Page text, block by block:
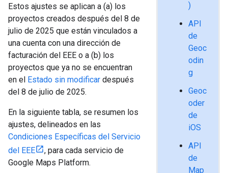
)
API
de
Geoc
odin
g
Geoc
oder
de
iOS
API
de
Map
Estos ajustes se aplican a (a) los
proyectos creados después del 8 de
julio de 2025 que están vinculados a
una cuenta con una dirección de
facturación del EEE o a (b) los
proyectos que ya no se encuentran
en el Estado sin modificar después
del 8 de julio de 2025.
En la siguiente tabla, se resumen los
ajustes, delineados en las
Condiciones Específicas del Servicio
del EEE
, para cada servicio de
Google Maps Platform.